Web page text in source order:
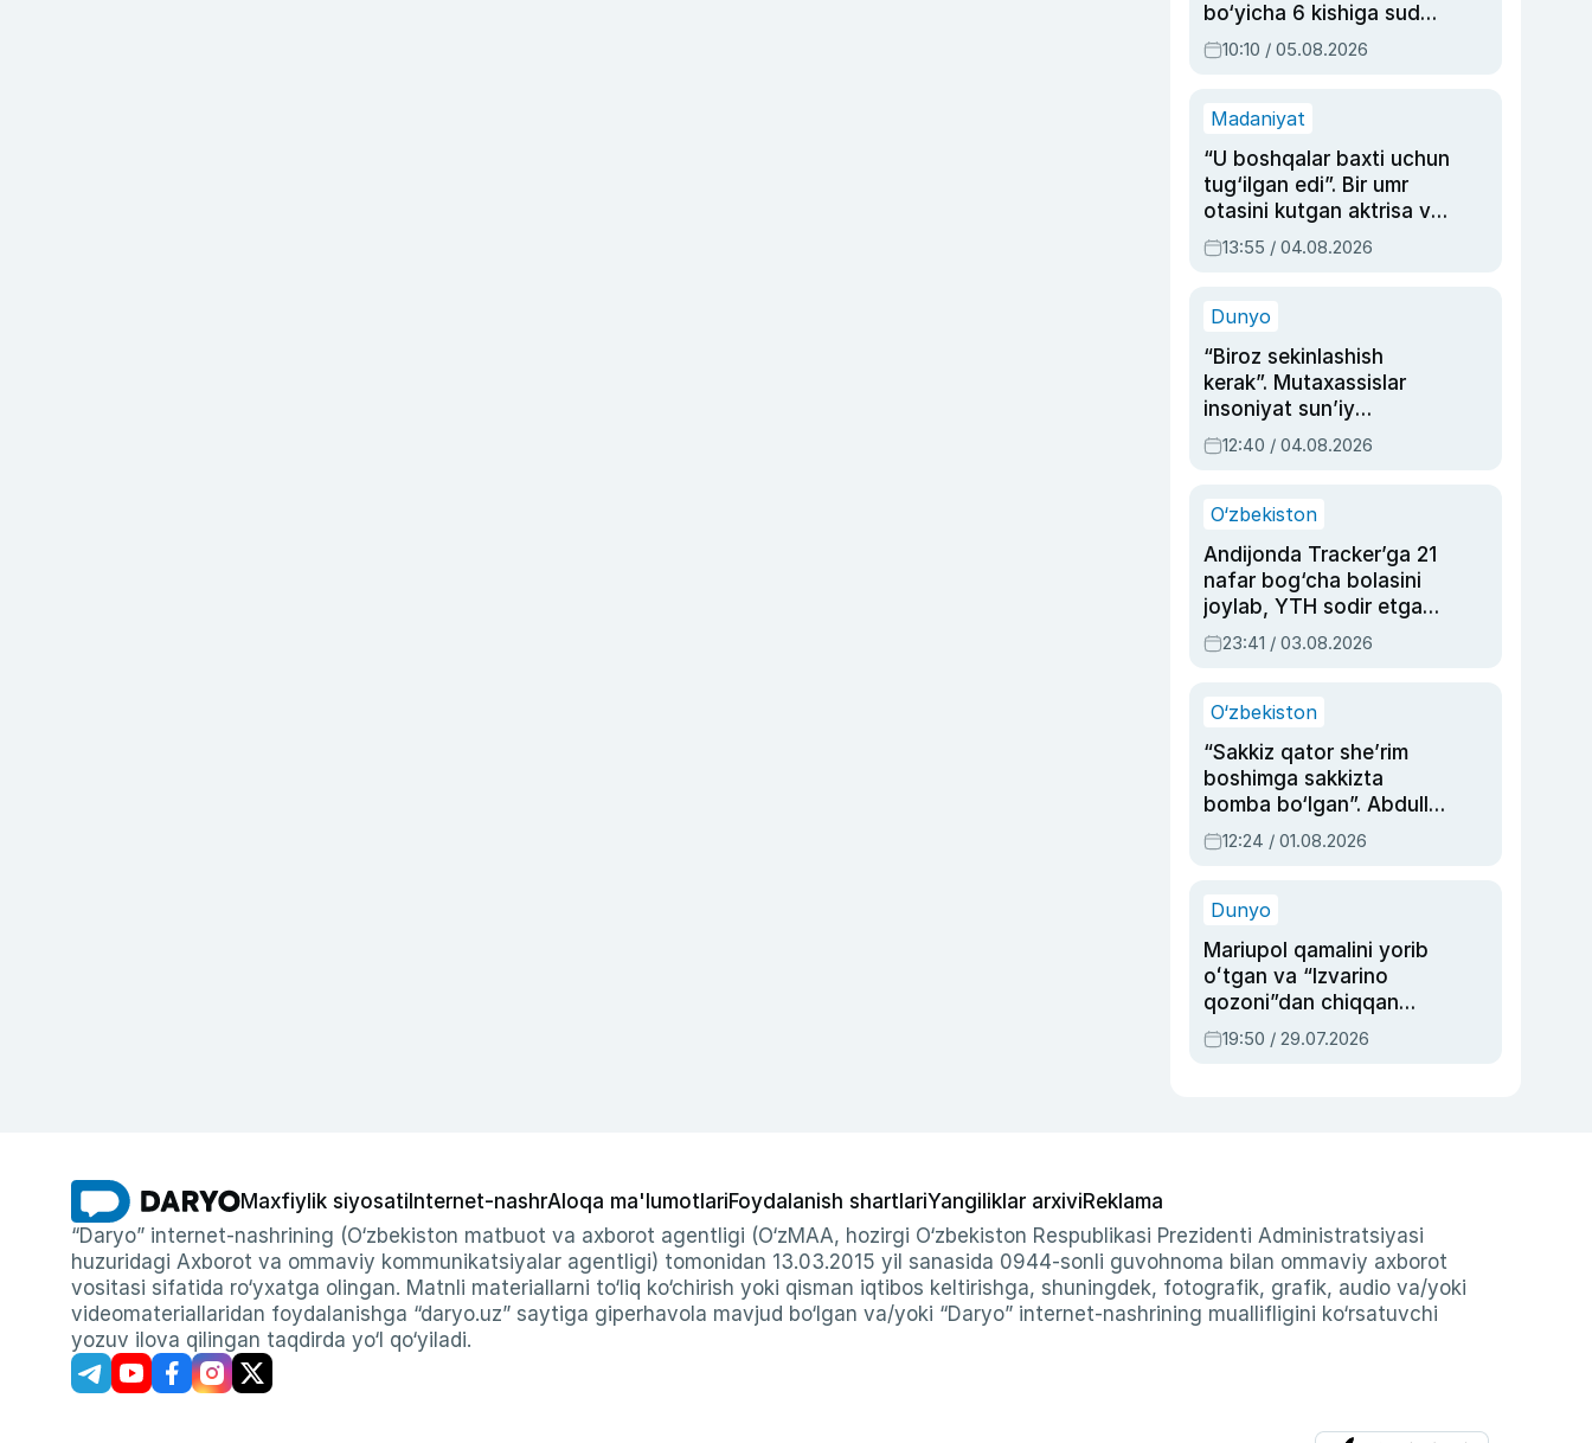
bo‘yicha 6 kishiga sud
hukmi o‘qildi
10:10 / 05.08.2026
Madaniyat
“U boshqalar baxti uchun
tug‘ilgan edi”. Bir umr
otasini kutgan aktrisa va
dublyaj ustasi Rimma
Ahmedovaning
13:55 / 04.08.2026
Dunyo
“Biroz sekinlashish
kerak”. Mutaxassislar
insoniyat sun’iy
intellektni boshqara
olmay qolishidan xavotir
12:40 / 04.08.2026
O‘zbekiston
Andijonda Tracker’ga 21
nafar bog‘cha bolasini
joylab, YTH sodir etgan
ayolga sud hukmi o‘qildi
23:41 / 03.08.2026
O‘zbekiston
“Sakkiz qator she’rim
boshimga sakkizta
bomba bo‘lgan”. Abdulla
Oripovni siyosiy
ayblovlardan asrab
12:24 / 01.08.2026
Dunyo
Mariupol qamalini yorib
oʻtgan va “Izvarino
qozoni”dan chiqqan
qahramon — Ukraina
armiyasi bosh
19:50 / 29.07.2026
Maxfiylik siyosati Internet-nashrAloqa ma'lumotlariFoydalanish shartlariYangiliklar arxiviReklama
“Daryo” internet-nashrining (O‘zbekiston matbuot va axborot agentligi (O‘zMAA, hozirgi O‘zbekiston Respublikasi Prezidenti Administratsiyasi
huzuridagi Axborot va ommaviy kommunikatsiyalar agentligi) tomonidan 13.03.2015 yil sanasida 0944-sonli guvohnoma bilan ommaviy axborot
vositasi sifatida ro‘yxatga olingan. Matnli materiallarni to‘liq ko‘chirish yoki qisman iqtibos keltirishga, shuningdek, fotografik, grafik, audio va/yoki
videomateriallaridan foydalanishga “daryo.uz” saytiga giperhavola mavjud bo‘lgan va/yoki “Daryo” internet-nashrining muallifligini ko‘rsatuvchi
yozuv ilova qilingan taqdirda yo‘l qo‘yiladi.